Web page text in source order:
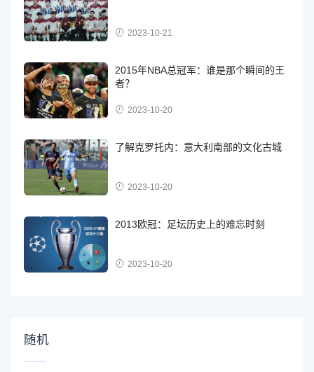
2023-10-21
2015年NBA总冠军：谁是那个瞬间的王
者？
2023-10-20
了解克罗托内：意大利南部的文化古城
2023-10-20
2013欧冠：足坛历史上的难忘时刻
2023-10-20
随机